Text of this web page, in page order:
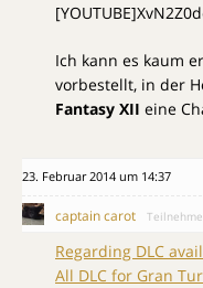
Ich kann es kaum
vorbestellt, in der
Fantasy XII eine
23. Februar 2014 um 14:37
captain carot
Regarding DLC
All DLC for Gran